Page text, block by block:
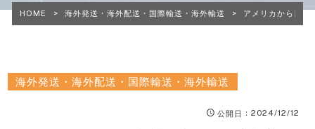
HOME > 海外発送・海外配送・国際輸送・海外輸送 > アメリカから日本
海外発送・海外配送・国際輸送・海外輸送
公開日 ：2024/12/12